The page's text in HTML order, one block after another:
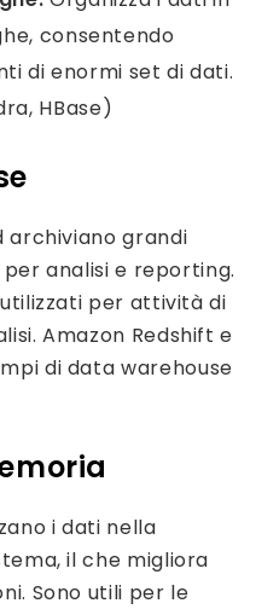
consentendo
di enormi set di dati.
HBase)
archiviano grandi
analisi e reporting.
per attività di
Amazon Redshift e
di data warehouse
i dati nella
il che migliora
Sono utili per le